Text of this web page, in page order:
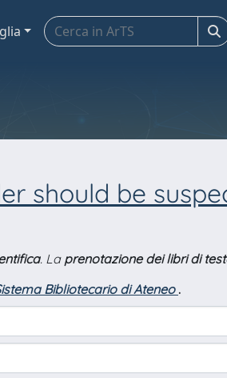
should be
. La prenotazione dei libri di
Bibliotecario di Ateneo .